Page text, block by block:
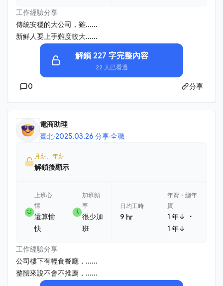
工作經驗分享
傳統安穩的大公司，雖......
新鮮人要上手難度較大......
解鎖 227 字完整內容
22 人已看過
0 分享
電商助理
臺北·2025.03.26 分享·全職
月薪、年薪
解鎖後顯示
上班心
情
還算愉
快
加班頻
率
很少加
班
日均工時
9 hr
年資・總年
資
1 年↓ ・
1 年↓
工作經驗分享
公司樓下有輕食餐廳，......
整體來說不會不推薦，......